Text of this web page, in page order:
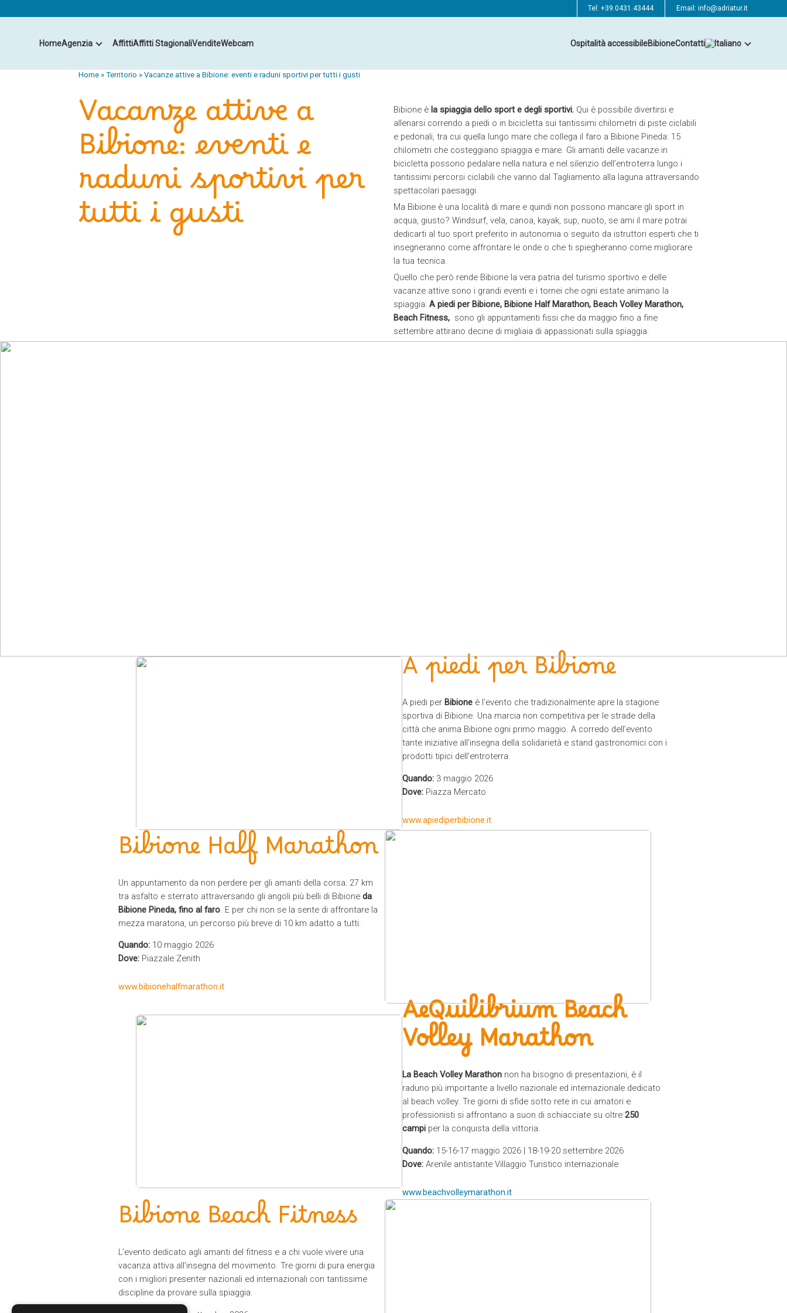
Tel:+39.0431.43444 Email: info@adriatur.it
HomeAgenzia AffittiAffitti StagionaliVenditeWebcam Ospitalità accessibileBibioneContatti
Home »Territorio »Vacanze attive a Bibione: eventi e raduni sportivi per tutti i gusti
Vacanze attive a
Bibione: eventi e
raduni sportivi per
tutti i gusti
Bibione è la spiaggia dello sport e degli sportivi. Qui è possibile divertirsi e
allenarsi correndo a piedi o in bicicletta sui tantissimi chilometri di piste ciclabili
e pedonali, tra cui quella lungo mare che collega il faro a Bibione Pineda: 15
chilometri che costeggiano spiaggia e mare. Gli amanti delle vacanze in
bicicletta possono pedalare nella natura e nel silenzio dell’entroterra lungo i
tantissimi percorsi ciclabili che vanno dal Tagliamento alla laguna attraversando
spettacolari paesaggi.
Ma Bibione è una località di mare e quindi non possono mancare gli sport in
acqua, giusto? Windsurf, vela, canoa, kayak, sup, nuoto, se ami il mare potrai
dedicarti al tuo sport preferito in autonomia o seguito da istruttori esperti che ti
insegneranno come affrontare le onde o che ti spiegheranno come migliorare
la tua tecnica.
Quello che però rende Bibione la vera patria del turismo sportivo e delle
vacanze attive sono i grandi eventi e i tornei che ogni estate animano la
spiaggia: A piedi per Bibione, Bibione Half Marathon, Beach Volley Marathon,
Beach Fitness, sono gli appuntamenti fissi che da maggio fino a fine
settembre attirano decine di migliaia di appassionati sulla spiaggia.
A piedi per Bibione
A piedi per Bibione è l’evento che tradizionalmente apre la stagione
sportiva di Bibione. Una marcia non competitiva per le strade della
città che anima Bibione ogni primo maggio. A corredo dell’evento
tante iniziative all’insegna della solidarietà e stand gastronomici con i
prodotti tipici dell’entroterra.
Quando: 3 maggio 2026
Dove: Piazza Mercato
www.apiediperbibione.it
Bibione Half Marathon
Un appuntamento da non perdere per gli amanti della corsa: 27 km
tra asfalto e sterrato attraversando gli angoli più belli di Bibione da
Bibione Pineda, fino al faro. E per chi non se la sente di affrontare la
mezza maratona, un percorso più breve di 10 km adatto a tutti.
Quando:10 maggio 2026
Dove:Piazzale Zenith
www.bibionehalfmarathon.it
AeQuilibrium Beach
Volley Marathon
La Beach Volley Marathon non ha bisogno di presentazioni, è il
raduno più importante a livello nazionale ed internazionale dedicato
al beach volley. Tre giorni di sfide sotto rete in cui amatori e
professionisti si affrontano a suon di schiacciate su oltre 250
campi per la conquista della vittoria.
Quando: 15-16-17 maggio 2026 | 18-19-20 settembre 2026
Dove: Arenile antistante Villaggio Turistico internazionale
www.beachvolleymarathon.it
Bibione Beach Fitness
L’evento dedicato agli amanti del fitness e a chi vuole vivere una
vacanza attiva all’insegna del movimento. Tre giorni di pura energia
con i migliori presenter nazionali ed internazionali con tantissime
discipline da provare sulla spiaggia.